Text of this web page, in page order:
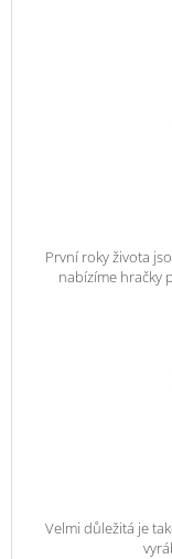
První roky života
nabízíme hračky
Velmi důležitá je